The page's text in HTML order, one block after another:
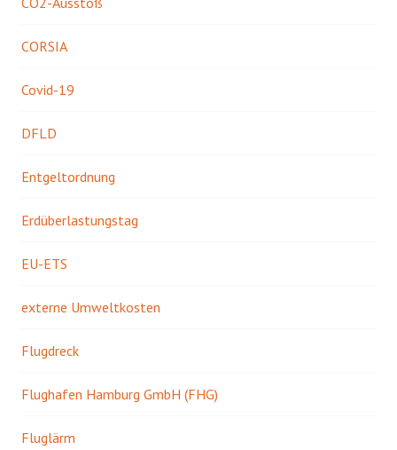
CORSIA
Covid-19
DFLD
Entgeltordnung
Erdüberlastungstag
EU-ETS
externe Umweltkosten
Flugdreck
Flughafen Hamburg GmbH (FHG)
Fluglärm